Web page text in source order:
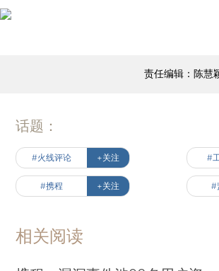
责任编辑：陈慧
话题：
#火线评论 +关注 #
#携程 +关注 #
相关阅读